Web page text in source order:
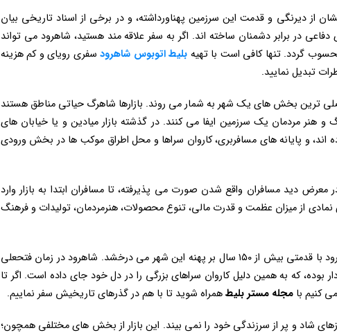
از دیرنگی و قدمت این سرزمین پهناورداشته، و در برخی از اسناد تاریخی بیان
در برابر دشمنان ساخته اند. اگر به سفر علاقه مند هستید، شاهرود می تواند
گردد. تنها کافی است با تهیه بلیط اتوبوس شاهرودسفری رویای و کم هزینه
تبدیل نمایید.
اصلی ترین بخش های یک شهر به شمار می روند. بازارها شاهرگ حیاتی مناطق هستند
هنر مردمان یک سرزمین ایفا می کنند. در گذشته بازار میادین و یا خیابان های
اند، و پایانه های مسافربری، کاروان سراها و محل اطراق موکب ها در بخش ورودی
دید مسافران واقع شدن صورت می پذیرفته، تا مسافران ابتدا به بازار وارد
از میزان عظمت و قدرت مالی، تنوع محصولات، هنرمردمان، تولیدات و فرهنگ
در میان این بازار های کهن، بازار سنتی شاهرود با قدمتی بیش از ۱۵۰ سال بر پهنه این شهر می درخشد. شاهرود در زمان فتحعلی
بوده، که به همین دلیل کاروان سراهای بزرگی را در دل خود جای داده است. اگر تا
کنیم با مجله مستر بلیطهمراه شوید تا با هم در گذرهای تاریخیش سفر نماییم.
شاد و پر از سرزندگی خود را نمی بیند. این بازار از بخش های مختلفی همچون؛